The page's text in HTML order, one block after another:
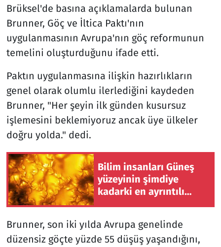
Brüksel'de basına açıklamalarda bulunan
Brunner, Göç ve İltica Paktı'nın
uygulanmasının Avrupa'nın göç reformunun
temelini oluşturduğunu ifade etti.
Paktın uygulanmasına ilişkin hazırlıkların
genel olarak olumlu ilerlediğini kaydeden
Brunner, "Her şeyin ilk günden kusursuz
işlemesini beklemiyoruz ancak üye ülkeler
doğru yolda." dedi.
Bilim insanları Güneş
yüzeyinin şimdiye
kadarki en ayrıntılı
Brunner, son iki yılda Avrupa genelinde
düzensiz göçte yüzde 55 düşüş yaşandığını,
Televizyon